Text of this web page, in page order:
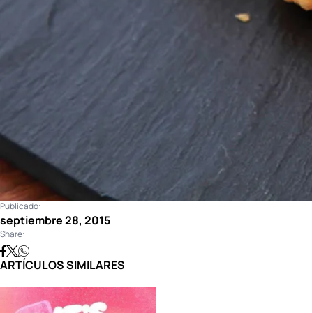
Publicado:
septiembre 28, 2015
Share:
ARTÍCULOS SIMILARES